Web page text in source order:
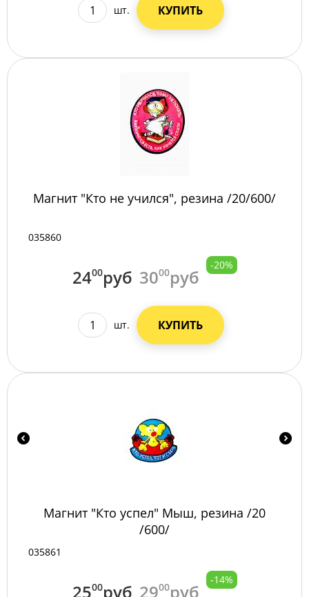
шт. КУПИТЬ
Магнит "Кто не учился", резина /20/600/
035860
2400руб 3000руб
-20%
шт. КУПИТЬ
Магнит "Кто успел" Мыш, резина /20
/600/
035861
2500руб 2900руб
-14%